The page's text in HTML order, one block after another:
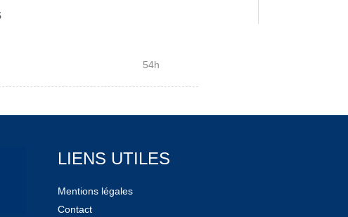
54h
LIENS UTILES
Mentions légales
Contact